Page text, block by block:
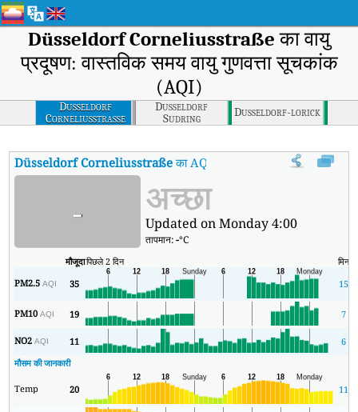
Düsseldorf Corneliusstraße का वायु
प्रदूषण: वास्तविक समय वायु गुणवत्ता सूचकांक
(AQI)
Dusseldorf
Corneliusstrasse
Dusseldorf
Sudring
Dusseldorf-lorick
Düsseldorf Corneliusstraßeका AQI Düsseldorf Corneliusstraße का
- अच्छा
Updated on Monday 4:00
तापमान:-°C
मौजूदापिछले 2 दिन मिन
PM2.5AQI 35 15
PM10AQI 19 7
NO2AQI 11
6
मौसम की जानकारी
Temp 20 11